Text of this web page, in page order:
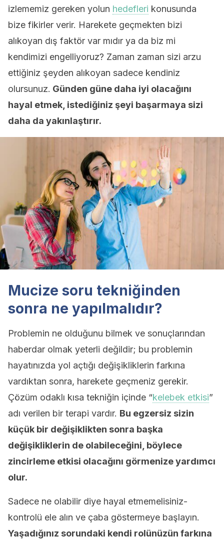
izlememiz gereken yolun hedefleri konusunda
bize fikirler verir. Harekete geçmekten bizi
alıkoyan dış faktör var mıdır ya da biz mi
kendimizi engelliyoruz? Zaman zaman sizi arzu
ettiğiniz şeyden alıkoyan sadece kendiniz
olursunuz. Günden güne daha iyi olacağını
hayal etmek, istediğiniz şeyi başarmaya sizi
daha da yakınlaştırır.
Mucize soru tekniğinden
sonra ne yapılmalıdır?
Problemin ne olduğunu bilmek ve sonuçlarından
haberdar olmak yeterli değildir; bu problemin
hayatınızda yol açtığı değişikliklerin farkına
vardıktan sonra, harekete geçmeniz gerekir.
Çözüm odaklı kısa tekniğin içinde “kelebek etkisi”
adı verilen bir terapi vardır. Bu egzersiz sizin
küçük bir değişiklikten sonra başka
değişikliklerin de olabileceğini, böylece
zincirleme etkisi olacağını görmenize yardımcı
olur.
Sadece ne olabilir diye hayal etmemelisiniz-
kontrolü ele alın ve çaba göstermeye başlayın.
Yaşadığınız sorundaki kendi rolünüzün farkına